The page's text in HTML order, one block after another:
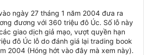
ngày 27 tháng 1 năm 2004 đưa ra
đương với 360 triệu đô Úc. Số lỗ này
giao dịch giả mạo, vượt quyền hạn
đô Úc lỗ do đánh giá lại trading book
2004 (Hóng hớt vào đây mà xem này).